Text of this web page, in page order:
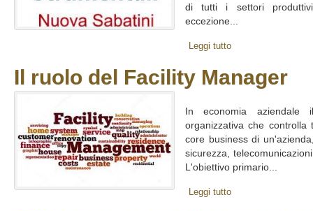
di tutti i settori
eccezione...
Leggi tutto
Il ruolo del Facility Manager
In economia aziendale
organizzativa che
core business di
sicurezza,
L'obiettivo primario...
Leggi tutto